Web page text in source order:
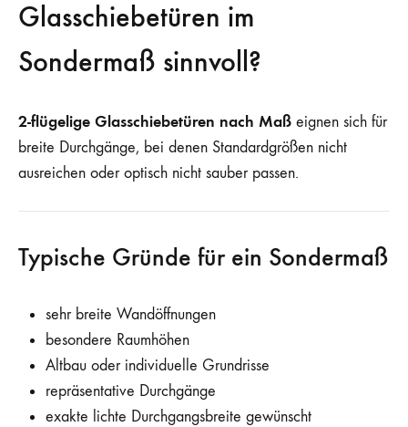
Glasschiebetüren im
Sondermaß sinnvoll?
2-flügelige Glasschiebetüren nach Maß eignen sich für
breite Durchgänge, bei denen Standardgrößen nicht
ausreichen oder optisch nicht sauber passen.
Typische Gründe für ein Sondermaß
sehr breite Wandöffnungen
besondere Raumhöhen
Altbau oder individuelle Grundrisse
repräsentative Durchgänge
exakte lichte Durchgangsbreite gewünscht